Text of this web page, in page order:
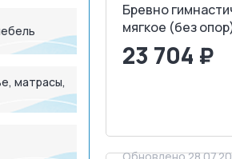
матрасы,
Бревно
мягкое (без
23 704 ₽